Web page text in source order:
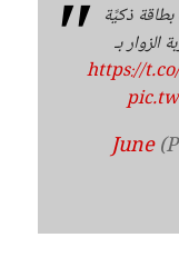
توفِّر مليونًا و ٢٠٠ ألف بطاقة ذكيَّة
https://
June